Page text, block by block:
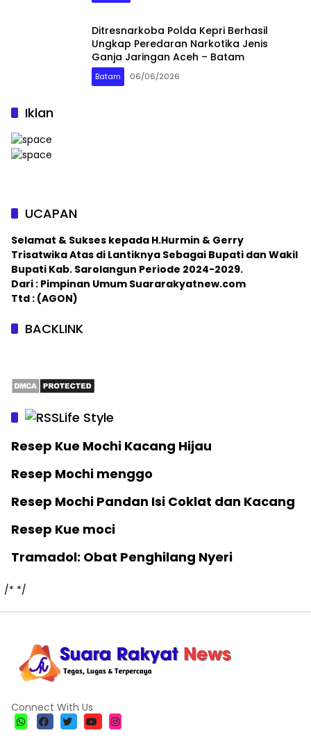
Ditresnarkoba Polda Kepri Berhasil
Ungkap Peredaran Narkotika Jenis
Ganja Jaringan Aceh – Batam
Batam 06/06/2026
Iklan
UCAPAN
Selamat & Sukses kepada H.Hurmin & Gerry
Trisatwika Atas di Lantiknya Sebagai Bupati dan Wakil
Bupati Kab. Sarolangun Periode 2024-2029.
Dari : Pimpinan Umum Suararakyatnew.com
Ttd : (AGON)
BACKLINK
Life Style
Resep Kue Mochi Kacang Hijau
Resep Mochi menggo
Resep Mochi Pandan Isi Coklat dan Kacang
Resep Kue moci
Tramadol: Obat Penghilang Nyeri
/* */
Connect With Us